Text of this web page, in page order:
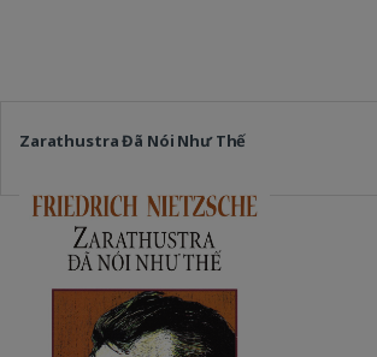
Zarathustra Đã Nói Như Thế